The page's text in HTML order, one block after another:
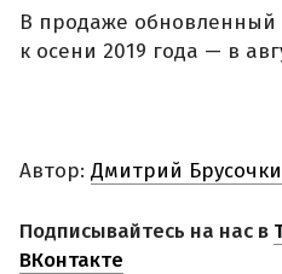
В продаже обновленный
к осени 2019 года — в
Автор: Дмитрий
Подписывайтесь на нас в
ВКонтакте